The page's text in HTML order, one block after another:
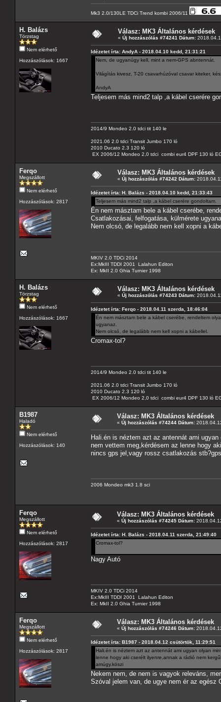
Mk3 2.0/130LE TDCi Trend kombi 2006/11
H. Balázs
Törzstag
Nem elérhető
Hozzászólások: 1667
Válasz: MK3 Általános kérdések
« Új hozzászólás #74241 Dátum:
Idézetet írta: AndyA - 2018.04.10 kedd, 21:31:21
Nem, de ugyanúgy kell, mint a nem-GPS abntennát.
Világítás kivesz, T-20 csavarhúzóval csavar kiteker,
AndyA
Teljesem más mind2 talp ,a kábel cserére
2014/9 Mondeo 2.0 tdci tit 140 le
2021.06 2.0 tdci Transit Jumbo 170 ló
2010 Ducato 2.3 120 ló
EX 2006/12 Mondeo 2,0 tdci combi eur4 DPF 130 ló
Ferqo
Megszállott
Nem elérhető
Hozzászólások: 2817
Válasz: MK3 Általános kérdések
« Új hozzászólás #74242 Dátum:
Idézetet írta: H. Balázs - 2018.04.10 kedd, 21:33:43
Teljesem más mind2 talp ,a kábel cserére gondoltam.
Én nem másztam bele a kábel cserébe,
Csatlakozásai, felfogatása, külmérete
Nem olcsó, de legalább nem kell xopni a
MKIV 2.0 TDCi 2014
Ex:MkIII TDDI 2001 Lalahun Editon
Ex: MkII 2.0 Ghia Turnier 1998
H. Balázs
Törzstag
Nem elérhető
Hozzászólások: 1667
Válasz: MK3 Általános kérdések
« Új hozzászólás #74243 Dátum:
Idézetet írta: Ferqo - 2018.04.11 szerda, 18:46:04
Én nem másztam bele a kábel cserébe, rendeltem
ugyanaz.
Nem olcsó, de legalább nem kell xopni a kábellel.
Cromax-tol?
2014/9 Mondeo 2.0 tdci tit 140 le
2021.06 2.0 tdci Transit Jumbo 170 ló
2010 Ducato 2.3 120 ló
EX 2006/12 Mondeo 2,0 tdci combi eur4 DPF 130 ló
B1987
Haladó
Nem elérhető
Hozzászólások: 140
Válasz: MK3 Általános kérdések
« Új hozzászólás #74244 Dátum:
Hali.én is néztem azt az antennát ami
nem vettem meg,kérdésem az lenne hogy
nincs gps jel,vagy rossz csatlakozás
2006 Mondeo mk3 1.8 sci
Ferqo
Megszállott
Nem elérhető
Hozzászólások: 2817
Válasz: MK3 Általános kérdések
« Új hozzászólás #74245 Dátum:
Idézetet írta: H. Balázs - 2018.04.11 szerda, 21:49:40
Cromax-tol?
Nagy Autó
MKIV 2.0 TDCi 2014
Ex:MkIII TDDI 2001 Lalahun Editon
Ex: MkII 2.0 Ghia Turnier 1998
Ferqo
Megszállott
Nem elérhető
Hozzászólások: 2817
Válasz: MK3 Általános kérdések
« Új hozzászólás #74246 Dátum:
Idézetet írta: B1987 - 2018.04.12 csütörtök, 11:29:51
Hali.én is néztem azt az antennát ami ugyan olyan
lenne hogy aki cserélt ilyenre,annak a rádió nem
amúgy.köszi
Nekem nem, de nem is vagyok releváns,
Szóval jelem van, de ugye nem ér az egész